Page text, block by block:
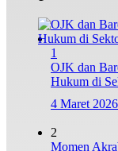
1
OJK dan
Hukum di
4 Maret 2026
2
Momen